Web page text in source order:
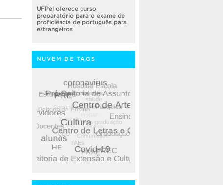
UFPel oferece curso
preparatório para o exame de
proficiência de português para
estrangeiros
NUVEM DE TAGS